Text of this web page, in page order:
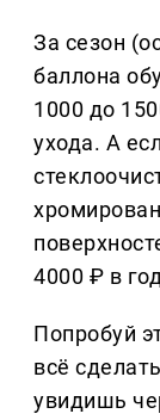
За сезон
баллона
1000 до
ухода. А
4000 ₽ в
Попробуй
всё
увидишь